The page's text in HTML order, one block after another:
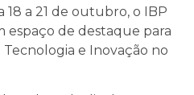
18 a 21 de outubro, o IBP
espaço de destaque para
e Inovação no